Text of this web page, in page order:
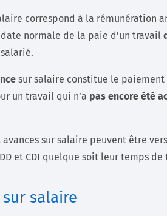
correspond à la rémunération
normale de la paie d’un travail
sur salaire constitue le
un travail qui n’a pas encore été
avances sur salaire peuvent être
et CDI quelque soit leur temps de
sur salaire